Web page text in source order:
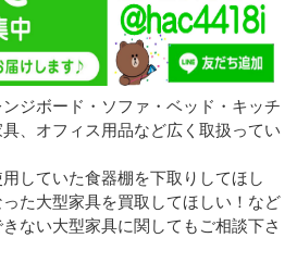
ジボード・ソファ・ベッド・キッチ
、オフィス用品など広く取扱ってい
していた食器棚を下取りしてほし
た大型家具を買取してほしい！など
ない大型家具に関してもご相談下さ